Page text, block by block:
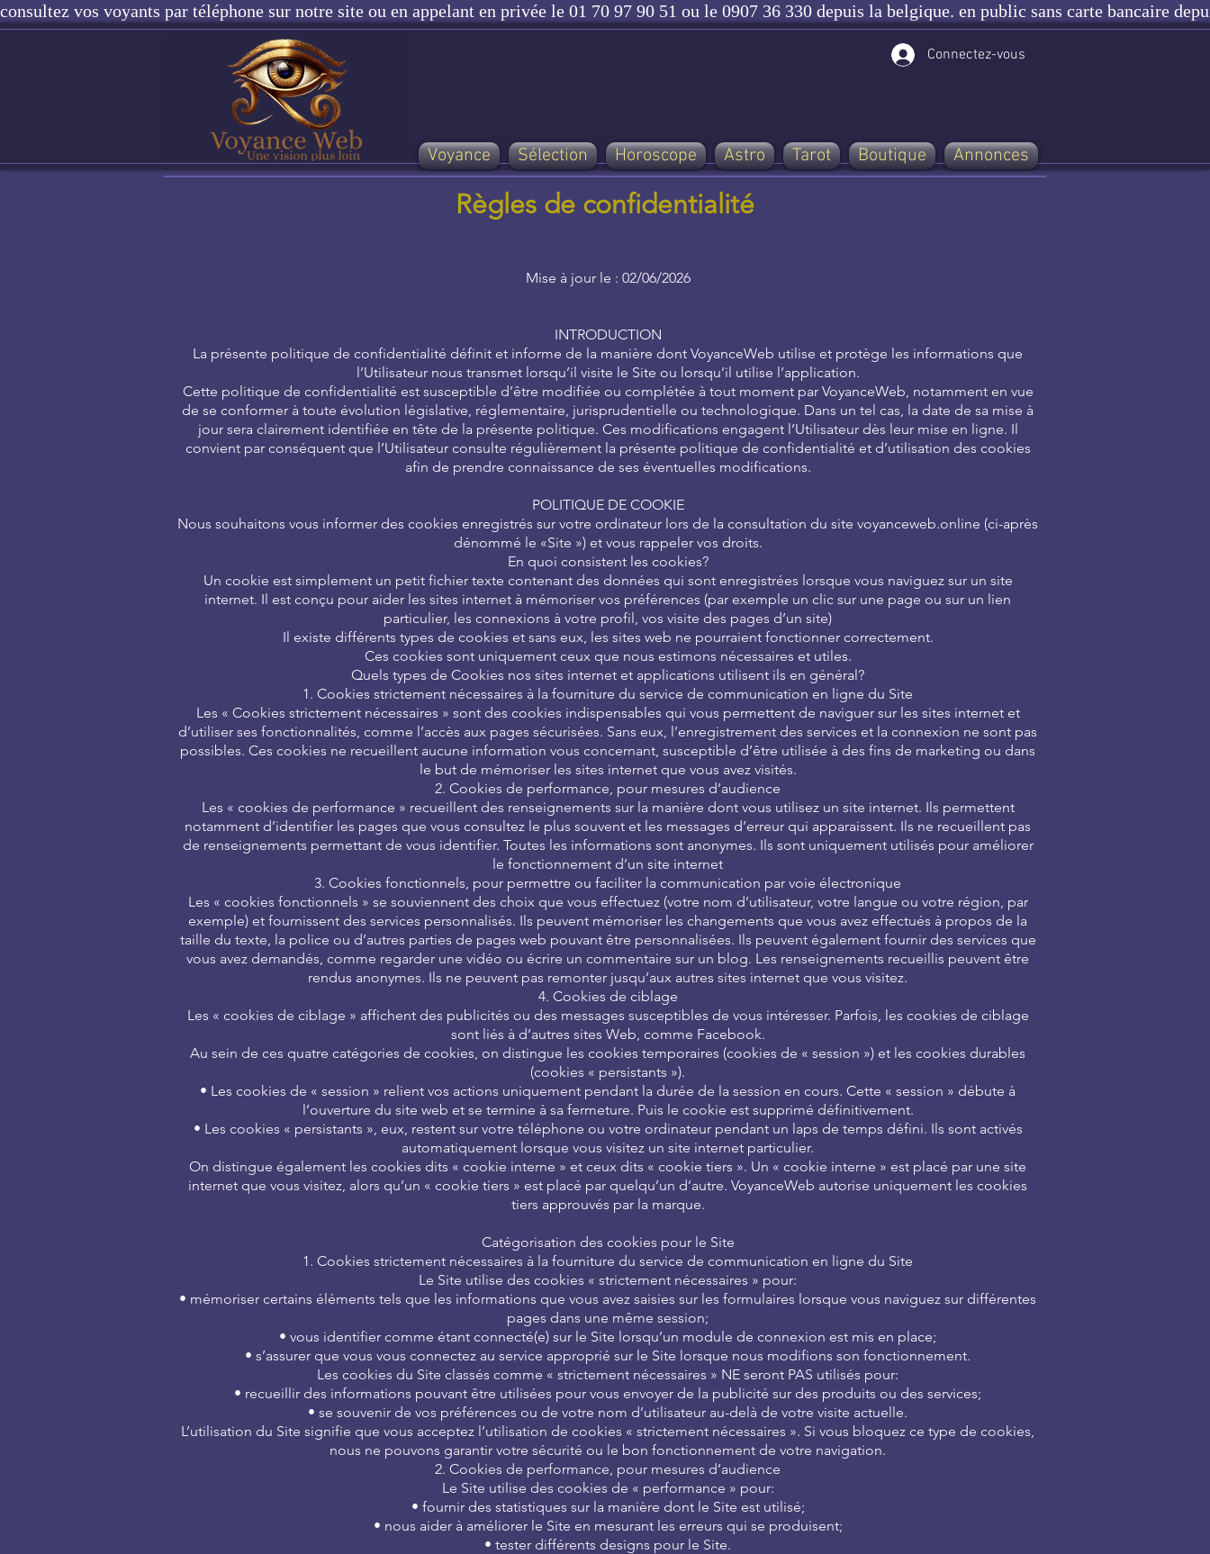
consultez vos voyants par téléphone sur notre site ou en appelant en privée le 01 70 97 90 51 ou le 0907 36 330 depuis la belgique. en public sans carte bancaire
Connectez-vous
Voyance Sélection Horoscope Astro Tarot Boutique Annonces
Règles de confidentialité
Mise à jour le : 02/06/2026
INTRODUCTION
La présente politique de confidentialité définit et informe de la manière dont VoyanceWeb utilise et protège les informations que
l’Utilisateur nous transmet lorsqu’il visite le Site ou lorsqu’il utilise l’application.
Cette politique de confidentialité est susceptible d’être modifiée ou complétée à tout moment par VoyanceWeb, notamment en vue
de se conformer à toute évolution législative, réglementaire, jurisprudentielle ou technologique. Dans un tel cas, la date de sa mise à
jour sera clairement identifiée en tête de la présente politique. Ces modifications engagent l’Utilisateur dès leur mise en ligne. Il
convient par conséquent que l’Utilisateur consulte régulièrement la présente politique de confidentialité et d’utilisation des cookies
afin de prendre connaissance de ses éventuelles modifications.
POLITIQUE DE COOKIE
Nous souhaitons vous informer des cookies enregistrés sur votre ordinateur lors de la consultation du site voyanceweb.online (ci-après
dénommé le «Site ») et vous rappeler vos droits.
En quoi consistent les cookies?
Un cookie est simplement un petit fichier texte contenant des données qui sont enregistrées lorsque vous naviguez sur un site
internet. Il est conçu pour aider les sites internet à mémoriser vos préférences (par exemple un clic sur une page ou sur un lien
particulier, les connexions à votre profil, vos visite des pages d’un site)
Il existe différents types de cookies et sans eux, les sites web ne pourraient fonctionner correctement.
Ces cookies sont uniquement ceux que nous estimons nécessaires et utiles.
Quels types de Cookies nos sites internet et applications utilisent ils en général?
1. Cookies strictement nécessaires à la fourniture du service de communication en ligne du Site
Les « Cookies strictement nécessaires » sont des cookies indispensables qui vous permettent de naviguer sur les sites internet et
d’utiliser ses fonctionnalités, comme l’accès aux pages sécurisées. Sans eux, l’enregistrement des services et la connexion ne sont pas
possibles. Ces cookies ne recueillent aucune information vous concernant, susceptible d’être utilisée à des fins de marketing ou dans
le but de mémoriser les sites internet que vous avez visités.
2. Cookies de performance, pour mesures d’audience
Les « cookies de performance » recueillent des renseignements sur la manière dont vous utilisez un site internet. Ils permettent
notamment d’identifier les pages que vous consultez le plus souvent et les messages d’erreur qui apparaissent. Ils ne recueillent pas
de renseignements permettant de vous identifier. Toutes les informations sont anonymes. Ils sont uniquement utilisés pour améliorer
le fonctionnement d’un site internet
3. Cookies fonctionnels, pour permettre ou faciliter la communication par voie électronique
Les « cookies fonctionnels » se souviennent des choix que vous effectuez (votre nom d’utilisateur, votre langue ou votre région, par
exemple) et fournissent des services personnalisés. Ils peuvent mémoriser les changements que vous avez effectués à propos de la
taille du texte, la police ou d’autres parties de pages web pouvant être personnalisées. Ils peuvent également fournir des services que
vous avez demandés, comme regarder une vidéo ou écrire un commentaire sur un blog. Les renseignements recueillis peuvent être
rendus anonymes. Ils ne peuvent pas remonter jusqu’aux autres sites internet que vous visitez.
4. Cookies de ciblage
Les « cookies de ciblage » affichent des publicités ou des messages susceptibles de vous intéresser. Parfois, les cookies de ciblage
sont liés à d’autres sites Web, comme Facebook.
Au sein de ces quatre catégories de cookies, on distingue les cookies temporaires (cookies de « session ») et les cookies durables
(cookies « persistants »).
• Les cookies de « session » relient vos actions uniquement pendant la durée de la session en cours. Cette « session » débute à
l’ouverture du site web et se termine à sa fermeture. Puis le cookie est supprimé définitivement.
• Les cookies « persistants », eux, restent sur votre téléphone ou votre ordinateur pendant un laps de temps défini. Ils sont activés
automatiquement lorsque vous visitez un site internet particulier.
On distingue également les cookies dits « cookie interne » et ceux dits « cookie tiers ». Un « cookie interne » est placé par une site
internet que vous visitez, alors qu’un « cookie tiers » est placé par quelqu’un d’autre. VoyanceWeb autorise uniquement les cookies
tiers approuvés par la marque.
Catégorisation des cookies pour le Site
1. Cookies strictement nécessaires à la fourniture du service de communication en ligne du Site
Le Site utilise des cookies « strictement nécessaires » pour:
• mémoriser certains éléments tels que les informations que vous avez saisies sur les formulaires lorsque vous naviguez sur différentes
pages dans une même session;
• vous identifier comme étant connecté(e) sur le Site lorsqu’un module de connexion est mis en place;
• s’assurer que vous vous connectez au service approprié sur le Site lorsque nous modifions son fonctionnement.
Les cookies du Site classés comme « strictement nécessaires » NE seront PAS utilisés pour:
• recueillir des informations pouvant être utilisées pour vous envoyer de la publicité sur des produits ou des services;
• se souvenir de vos préférences ou de votre nom d’utilisateur au-delà de votre visite actuelle.
L’utilisation du Site signifie que vous acceptez l’utilisation de cookies « strictement nécessaires ». Si vous bloquez ce type de cookies,
nous ne pouvons garantir votre sécurité ou le bon fonctionnement de votre navigation.
2. Cookies de performance, pour mesures d’audience
Le Site utilise des cookies de « performance » pour:
• fournir des statistiques sur la manière dont le Site est utilisé;
• nous aider à améliorer le Site en mesurant les erreurs qui se produisent;
• tester différents designs pour le Site.